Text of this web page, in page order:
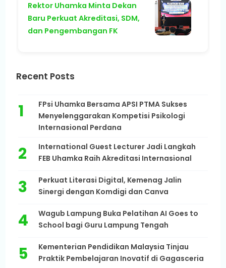
Rektor Uhamka Minta Dekan
Baru Perkuat Akreditasi, SDM,
dan Pengembangan FK
Recent Posts
FPsi Uhamka Bersama APSI PTMA Sukses
Menyelenggarakan Kompetisi Psikologi
Internasional Perdana
International Guest Lecturer Jadi Langkah
FEB Uhamka Raih Akreditasi Internasional
Perkuat Literasi Digital, Kemenag Jalin
Sinergi dengan Komdigi dan Canva
Wagub Lampung Buka Pelatihan AI Goes to
School bagi Guru Lampung Tengah
Kementerian Pendidikan Malaysia Tinjau
Praktik Pembelajaran Inovatif di Gagasceria